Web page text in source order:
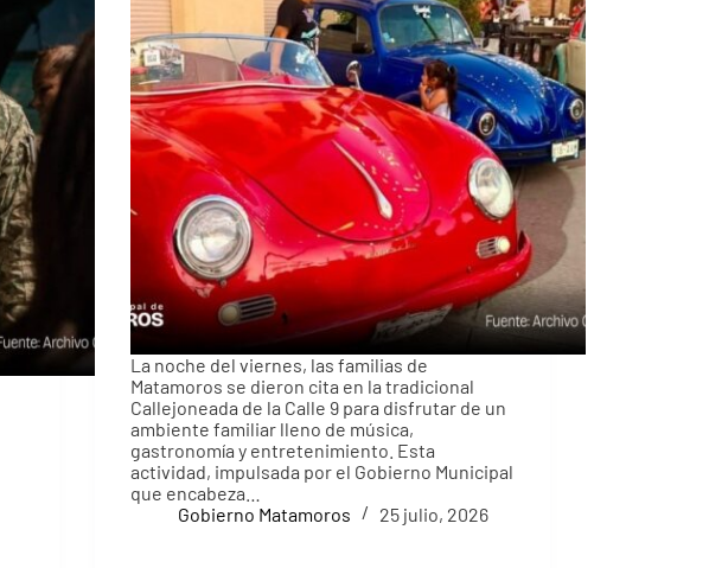
La noche del viernes, las familias de
Matamoros se dieron cita en la tradicional
Callejoneada de la Calle 9 para disfrutar de un
ambiente familiar lleno de música,
gastronomía y entretenimiento. Esta
actividad, impulsada por el Gobierno Municipal
que encabeza…
Gobierno Matamoros
25 julio, 2026